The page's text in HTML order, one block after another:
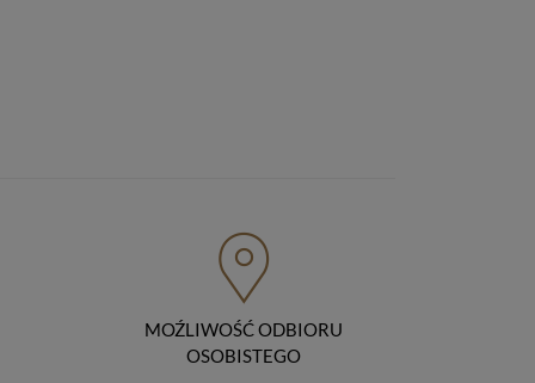
MOŹLIWOŚĆ ODBIORU
OSOBISTEGO